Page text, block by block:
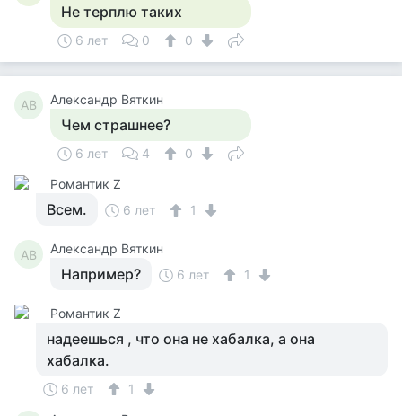
Не терплю таких
6 лет 0 0
АВ Александр Вяткин
Чем страшнее?
6 лет 4
0
Романтик Z
Всем. 6 лет 1
АВ Александр Вяткин
Например? 6 лет 1
Романтик Z
надеешься , что она не хабалка, а она
хабалка.
6 лет
1